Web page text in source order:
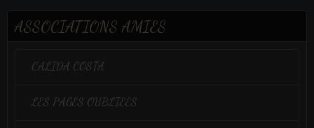
ASSOCIATIONS AMIES
CALIDA COSTA
LES PAGES OUBLIEES